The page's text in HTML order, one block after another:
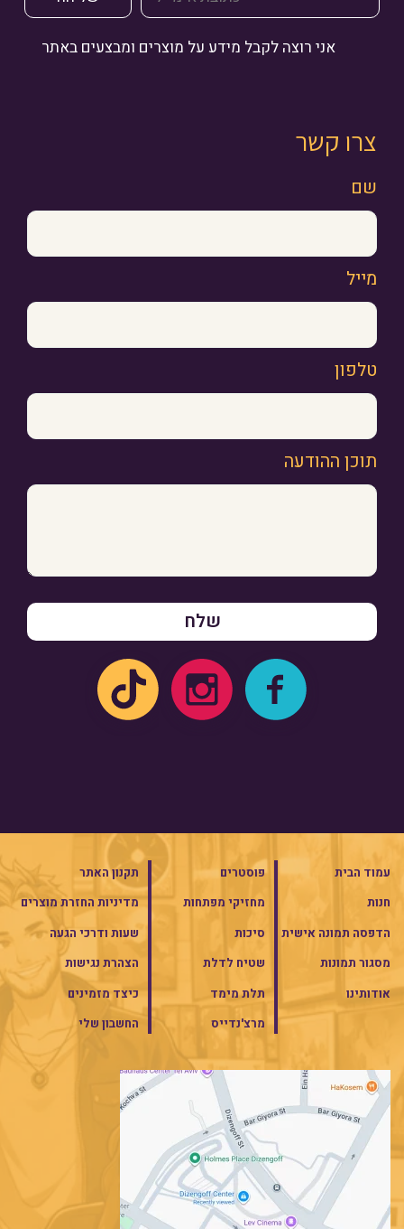
אני רוצה לקבל מידע על מוצרים ומבצעים באתר
צרו קשר
שם
מייל
טלפון
תוכן ההודעה
עמוד הבית
חנות
הדפסה תמונה אישית
מסגור תמונות
אודותינו
פוסטרים
מחזיקי מפתחות
סיכות
שטיח לדלת
תלת מימד
מרצ'נדייס
תקנון האתר
מדיניות החזרת מוצרים
שעות ודרכי הגעה
הצהרת נגישות
כיצד מזמינים
החשבון שלי